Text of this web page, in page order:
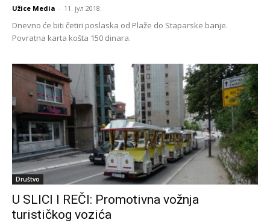
Užice Media - 11. јул 2018.
Dnevno će biti četiri poslaska od Plaže do Staparske banje.
Povratna karta košta 150 dinara.
Društvo
U SLICI I REČI: Promotivna vožnja
turističkog vozića